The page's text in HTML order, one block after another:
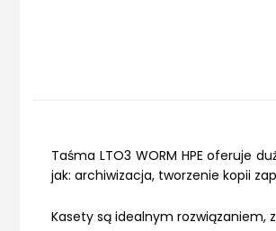
Taśma LTO3 WORM HPE oferuje
jak: archiwizacja, tworzenie kopii
Kasety są idealnym rozwiązaniem,